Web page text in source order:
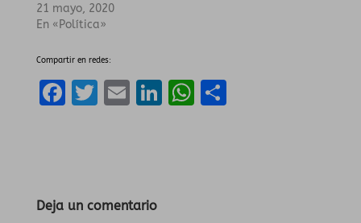
21 mayo, 2020
En «Política»
Compartir en redes:
F
o
T
r
E Li W C
Deja un comentario